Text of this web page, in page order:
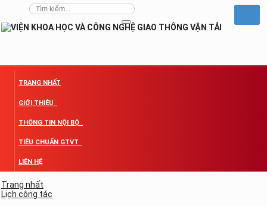
TRANG NHẤT
GIỚI THIỆU
THÔNG TIN NỘI BỘ
TIÊU CHUẨN GTVT
LIÊN HỆ
Trang nhất
Lịch công tác